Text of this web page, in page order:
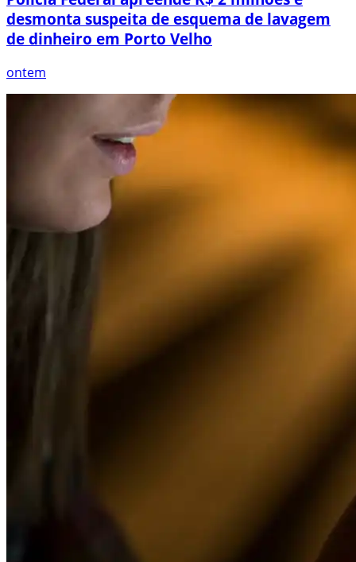
desmonta suspeita de esquema de lavagem
de dinheiro em Porto Velho
ontem